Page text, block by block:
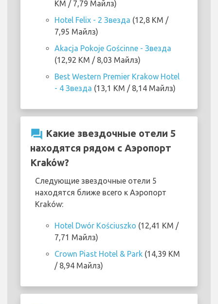
KM / 7,79 Майлз)
Hotel Felix - 2 Звезда (12,8 KM /
7,95 Майлз)
Akacja Pokoje Gościnne - Звезда
(12,92 KM / 8,03 Майлз)
Best Western Premier Krakow Hotel
- 4 Звезда (13,1 KM / 8,14 Майлз)
question_answer Какие звездочные отели 5
находятся рядом с Аэропорт
Kraków?
Следующие звездочные отели 5
находятся ближе всего к Аэропорт
Kraków:
Hotel Dwór Kościuszko (12,41 KM /
7,71 Майлз)
Crown Piast Hotel & Park (14,39 KM
/ 8,94 Майлз)